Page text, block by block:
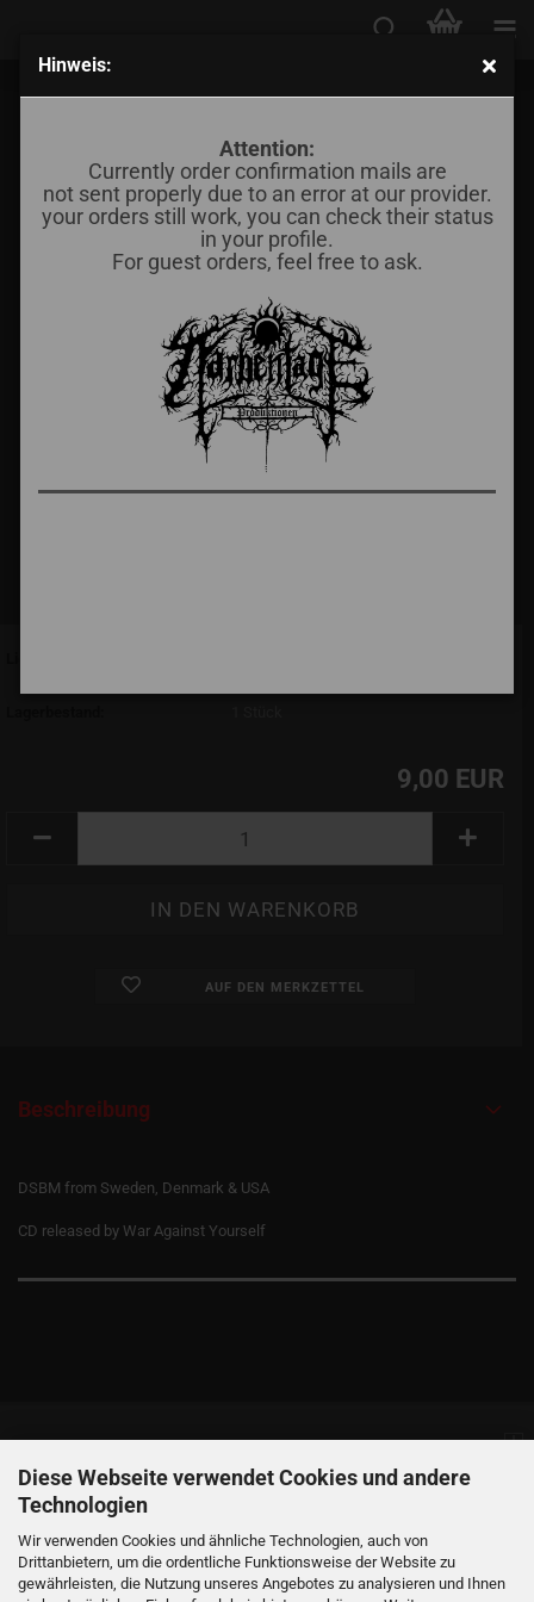
Diese Webseite verwendet Cookies und andere
Technologien
Wir verwenden Cookies und ähnliche Technologien, auch von
Drittanbietern, um die ordentliche Funktionsweise der Website zu
gewährleisten, die Nutzung unseres Angebotes zu analysieren und Ihnen
Hinweis:
Attention:
Currently order confirmation mails are
not sent properly due to an error at our provider.
your orders still work, you can check their status
in your profile.
For guest orders, feel free to ask.
Intig - Empty
9,00 EUR
AUF DEN MERKZETTEL
Beschreibung
DSBM from Sweden, Denmark & USA
CD released by War Against Yourself
Informationen
Produkte
Ihr Konto